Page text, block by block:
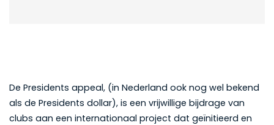
De Presidents appeal, (in Nederland ook nog wel bekend
als de Presidents dollar), is een vrijwillige bijdrage van
clubs aan een internationaal project dat geïnitieerd en